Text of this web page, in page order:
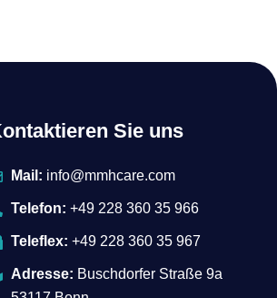
Sie uns
Mail: info@mmhcare.com
Telefon: +49 228 360 35 966
Teleflex: +49 228 360 35 967
Adresse: Buschdorfer Straße 9a